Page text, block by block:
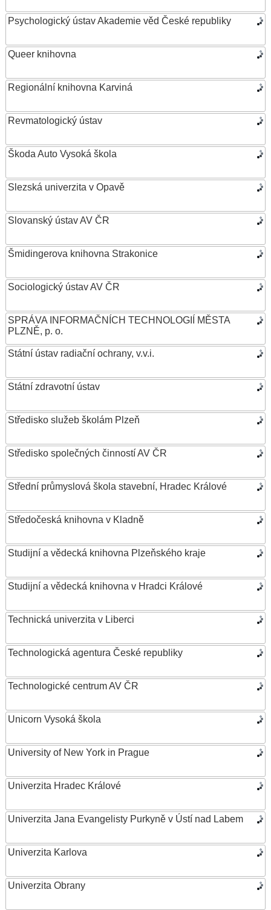
Psychologický ústav Akademie věd České republiky
Queer knihovna
Regionální knihovna Karviná
Revmatologický ústav
Škoda Auto Vysoká škola
Slezská univerzita v Opavě
Slovanský ústav AV ČR
Šmidingerova knihovna Strakonice
Sociologický ústav AV ČR
SPRÁVA INFORMAČNÍCH TECHNOLOGIÍ MĚSTA
PLZNĚ, p. o.
Státní ústav radiační ochrany, v.v.i.
Státní zdravotní ústav
Středisko služeb školám Plzeň
Středisko společných činností AV ČR
Střední průmyslová škola stavební, Hradec Králové
Středočeská knihovna v Kladně
Studijní a vědecká knihovna Plzeňského kraje
Studijní a vědecká knihovna v Hradci Králové
Technická univerzita v Liberci
Technologická agentura České republiky
Technologické centrum AV ČR
Unicorn Vysoká škola
University of New York in Prague
Univerzita Hradec Králové
Univerzita Jana Evangelisty Purkyně v Ústí nad Labem
Univerzita Karlova
Univerzita Obrany